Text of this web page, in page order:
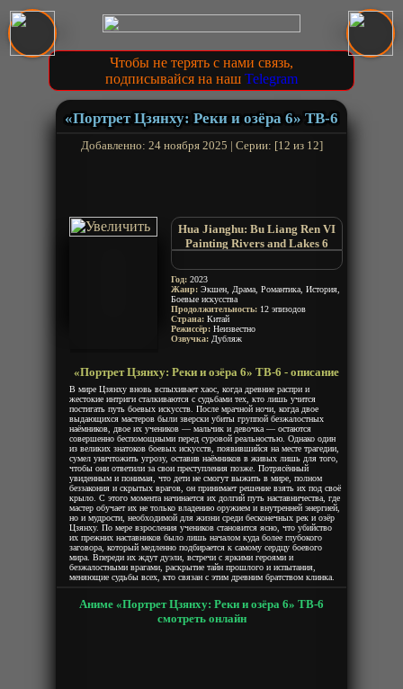
Чтобы не терять с нами связь,
подписывайся на наш Telegram
«Портрет Цзянху: Реки и озёра 6» ТВ-6
Добавленно: 24 ноября 2025 | Серии: [12 из 12]
Hua Jianghu: Bu Liang Ren VI
Painting Rivers and Lakes 6
Season
Год: 2023
Жанр: Экшен, Драма, Романтика, История,
Боевые искусства
Продолжительность: 12 эпизодов
Страна: Китай
Режиссёр: Неизвестно
Озвучка: Дубляж
«Портрет Цзянху: Реки и озёра 6» ТВ-6 - описание
В мире Цзянху вновь вспыхивает хаос, когда древние распри и
жестокие интриги сталкиваются с судьбами тех, кто лишь учится
постигать путь боевых искусств. После мрачной ночи, когда двое
выдающихся мастеров были зверски убиты группой безжалостных
наёмников, двое их учеников — мальчик и девочка — остаются
совершенно беспомощными перед суровой реальностью. Однако один
из великих знатоков боевых искусств, появившийся на месте трагедии,
сумел уничтожить угрозу, оставив наёмников в живых лишь для того,
чтобы они ответили за свои преступления позже. Потрясённый
увиденным и понимая, что дети не смогут выжить в мире, полном
беззакония и скрытых врагов, он принимает решение взять их под своё
крыло. С этого момента начинается их долгий путь наставничества, где
мастер обучает их не только владению оружием и внутренней энергией,
но и мудрости, необходимой для жизни среди бесконечных рек и озёр
Цзянху. По мере взросления учеников становится ясно, что убийство
их прежних наставников было лишь началом куда более глубокого
заговора, который медленно подбирается к самому сердцу боевого
мира. Впереди их ждут дуэли, встречи с яркими героями и
безжалостными врагами, раскрытие тайн прошлого и испытания,
меняющие судьбы всех, кто связан с этим древним братством клинка.
Аниме «Портрет Цзянху: Реки и озёра 6» ТВ-6
смотреть онлайн